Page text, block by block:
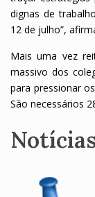
dignas de
12 de julho”,
Mais uma vez
massivo dos
para pressionar
São necessários